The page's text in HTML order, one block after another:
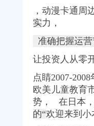
代理_代办注册公司价格
就能办登记_搜狐新闻_
柜开
酷
-八方资源重庆黄页
店--日本频道--人民网
城
_网易财经
批复-银行频道-和讯网
， 动漫卡通周
实力，
准确把握运
让投资人从零
点睛2007-
欧美儿童教育
势， 在日本
的“欢迎来到